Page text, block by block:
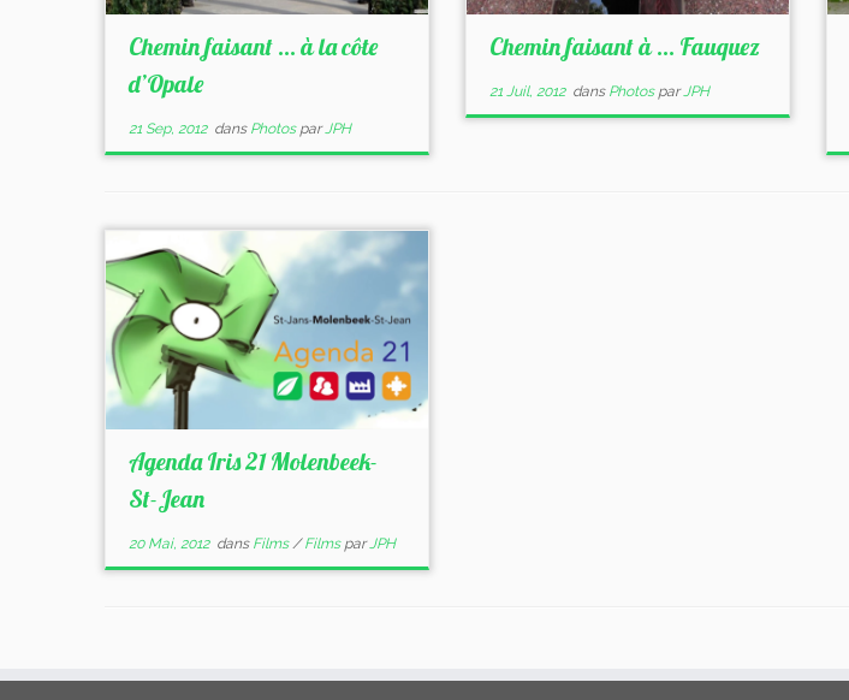
Chemin faisant … à la côte
d’Opale
21 Sep, 2012dans Photos parJPH
Chemin faisant à … Fauquez
21 Juil, 2012dans Photos parJPH
Agenda Iris 21 Molenbeek-
St-Jean
20 Mai, 2012dans Films/Films parJPH